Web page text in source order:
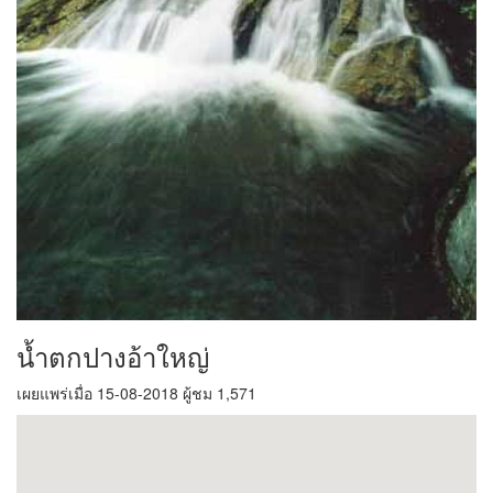
น้ำตกปางอ้าใหญ่
เผยแพร่เมื่อ 15-08-2018 ผู้ชม 1,571